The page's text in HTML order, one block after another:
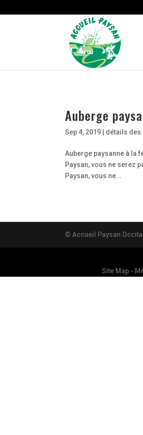
Auberge
Sep 4, 2019 détails des
Auberge paysanne à la
Paysan, vous ne serez
Paysan, vous ne...
© Accueil Paysan
Site Map -